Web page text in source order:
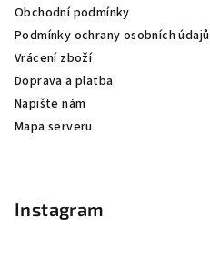
Obchodní podmínky
Podmínky ochrany osobních údajů
Vrácení zboží
Doprava a platba
Napište nám
Mapa serveru
Instagram